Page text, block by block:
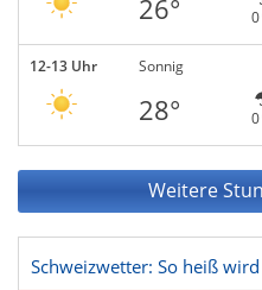
26°
12-13 Uhr Sonnig
28°
Weitere
Schweizwetter: So heiß